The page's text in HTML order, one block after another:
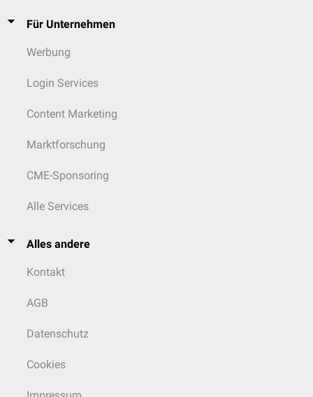
Für Unternehmen
Werbung
Login Services
Content Marketing
Marktforschung
CME-Sponsoring
Alle Services
Alles andere
Kontakt
AGB
Datenschutz
Cookies